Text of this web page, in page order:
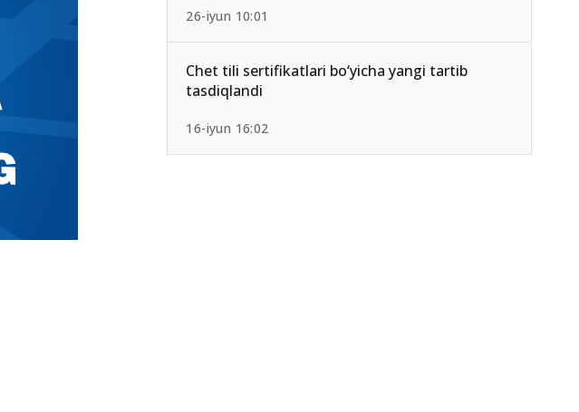
26-iyun 10:01
Chet tili sertifikatlari bo‘yicha yangi tartib
tasdiqlandi
16-iyun 16:02